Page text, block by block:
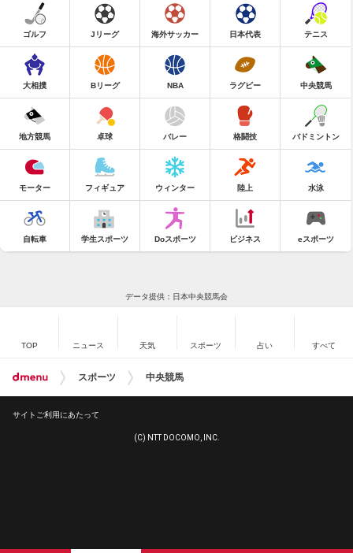
ゴルフ Jリーグ 海外サッカー 日本代表 テニス
大相撲 Bリーグ NBA ラグビー 中央競馬
地方競馬 卓球 バレー 格闘技 バドミントン
モーター フィギュア ウィンター 陸上 水泳
自転車 学生スポーツ Doスポーツ ビジネス eスポーツ
データ提供：日本中央競馬会
TOP ニュース 天気 スポーツ 占い すべて
スポーツ 中央競馬
サイトご利用にあたって
(C) NTT DOCOMO, INC.